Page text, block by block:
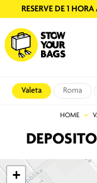
RESERVE DE 1
Valeta Roma
HOME
+